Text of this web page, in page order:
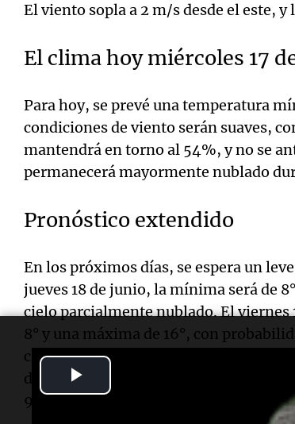
El viento sopla a 2 m/s desde el este,
El clima hoy miércoles 17
Para hoy, se prevé una temperatura
condiciones de viento serán suaves,
mantendrá en torno al 54%, y no se
permanecerá mayormente nublado
Pronóstico extendido
En los próximos días, se espera un
jueves 18 de junio, la mínima será de
cielo parcialmente nublado. El
8° y una máxima de 16°, con
clima mejorará con una mínima de 6°
despejado. Finalmente, el domingo 21
9° y una máxima de 22°, con cielo